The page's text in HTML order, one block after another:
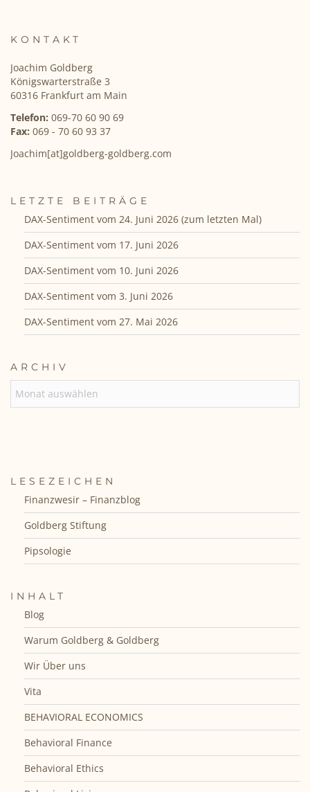
KONTAKT
Joachim Goldberg
Königswarterstraße 3
60316 Frankfurt am Main
Telefon: 069-70 60 90 69
Fax: 069 - 70 60 93 37
Joachim[at]goldberg-goldberg.com
LETZTE BEITRÄGE
DAX-Sentiment vom 24. Juni 2026 (zum letzten Mal)
DAX-Sentiment vom 17. Juni 2026
DAX-Sentiment vom 10. Juni 2026
DAX-Sentiment vom 3. Juni 2026
DAX-Sentiment vom 27. Mai 2026
ARCHIV
LESEZEICHEN
Finanzwesir – Finanzblog
Goldberg Stiftung
Pipsologie
INHALT
Blog
Warum Goldberg & Goldberg
Wir Über uns
Vita
BEHAVIORAL ECONOMICS
Behavioral Finance
Behavioral Ethics